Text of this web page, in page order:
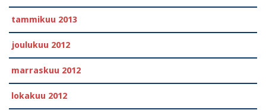
tammikuu 2013
joulukuu 2012
marraskuu 2012
lokakuu 2012